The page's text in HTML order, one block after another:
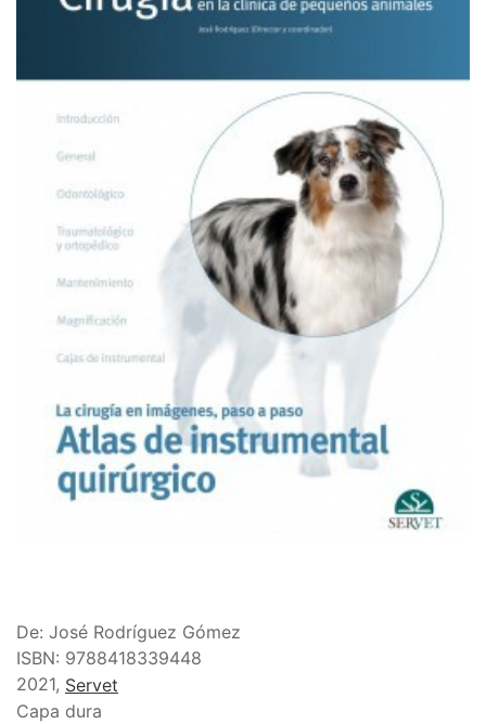
De: José Rodríguez Gómez
ISBN: 9788418339448
2021, Servet
Capa dura